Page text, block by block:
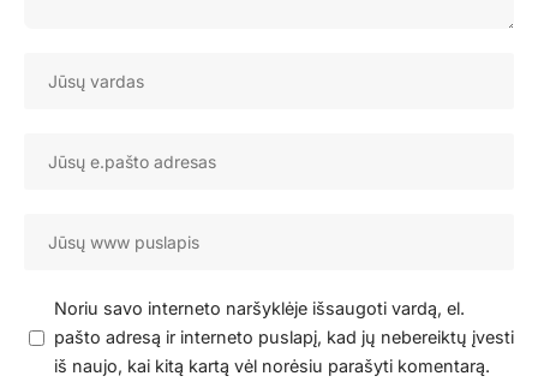
Noriu savo interneto naršyklėje išsaugoti vardą, el.
pašto adresą ir interneto puslapį, kad jų nebereiktų įvesti
iš naujo, kai kitą kartą vėl norėsiu parašyti komentarą.